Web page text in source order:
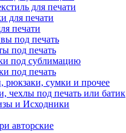
для печати
для печати
печати
под печать
под печать
под сублимацию
под печать
рюкзаки, сумки и прочее
чехлы под печать или батик
и Исходники
авторские